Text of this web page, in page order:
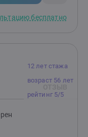
- и, возможно,
бесплатно
12 лет стажа
возраст 56 лет
рейтинг 5/5